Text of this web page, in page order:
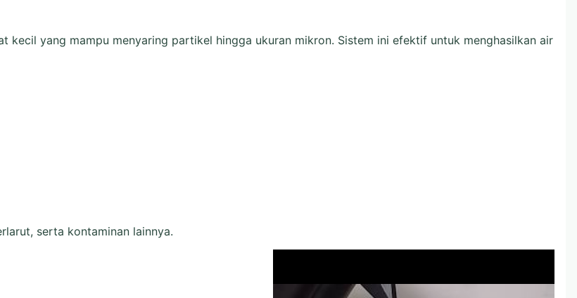
kecil yang mampu menyaring partikel hingga ukuran mikron. Sistem ini efektif untuk menghasilkan air
serta kontaminan lainnya.